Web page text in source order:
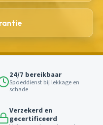
24/7 bereikbaar
Spoeddienst bij lekkage en
schade
Verzekerd en
gecertificeerd